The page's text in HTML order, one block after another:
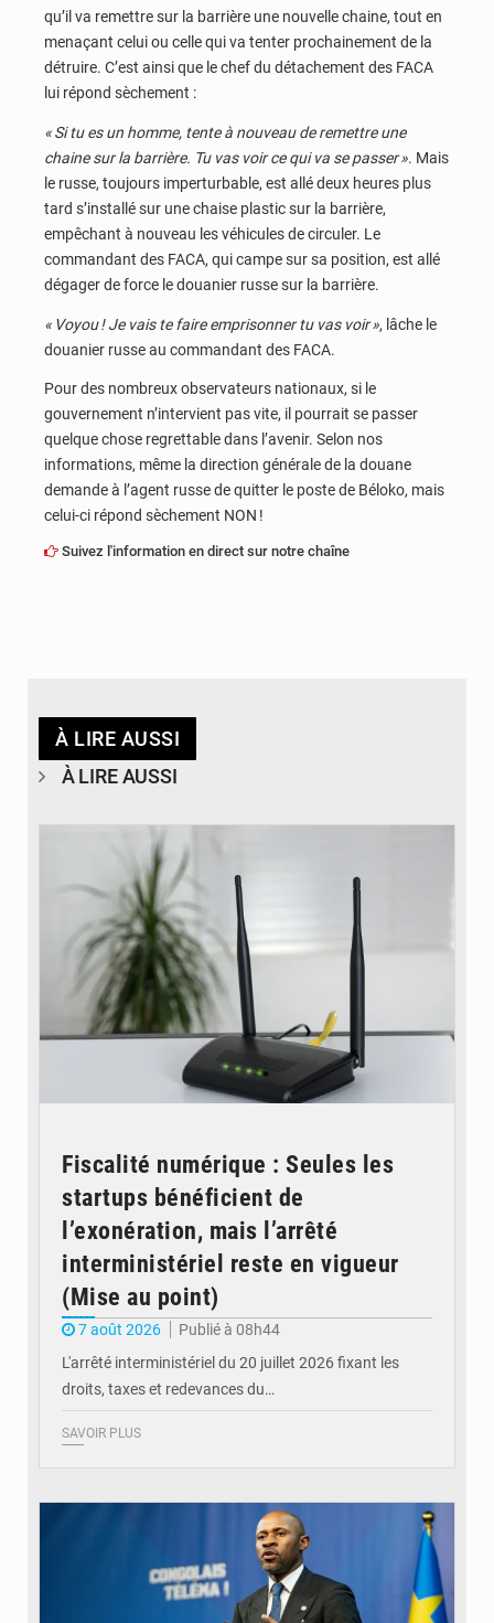
qu’il va remettre sur la barrière une nouvelle chaine, tout en
menaçant celui ou celle qui va tenter prochainement de la
détruire. C’est ainsi que le chef du détachement des FACA
lui répond sèchement :
« Si tu es un homme, tente à nouveau de remettre une
chaine sur la barrière. Tu vas voir ce qui va se passer ». Mais
le russe, toujours imperturbable, est allé deux heures plus
tard s’installé sur une chaise plastic sur la barrière,
empêchant à nouveau les véhicules de circuler. Le
commandant des FACA, qui campe sur sa position, est allé
dégager de force le douanier russe sur la barrière.
« Voyou ! Je vais te faire emprisonner tu vas voir », lâche le
douanier russe au commandant des FACA.
Pour des nombreux observateurs nationaux, si le
gouvernement n’intervient pas vite, il pourrait se passer
quelque chose regrettable dans l’avenir. Selon nos
informations, même la direction générale de la douane
demande à l’agent russe de quitter le poste de Béloko, mais
celui-ci répond sèchement NON !
Suivez l'information en direct sur notre chaîne
À LIRE AUSSI
À LIRE AUSSI
Fiscalité numérique : Seules les
startups bénéficient de
l’exonération, mais l’arrêté
interministériel reste en vigueur
(Mise au point)
7 août 2026
Publié à 08h44
L'arrêté interministériel du 20 juillet 2026 fixant les
droits, taxes et redevances du…
SAVOIR PLUS